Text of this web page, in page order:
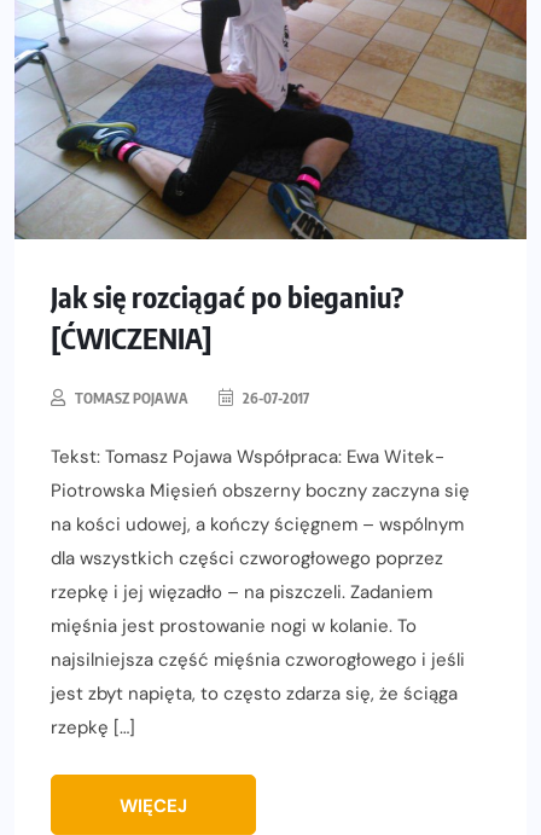
Jak się rozciągać po bieganiu?
[ĆWICZENIA]
TOMASZ POJAWA 26-07-2017
Tekst: Tomasz Pojawa Współpraca: Ewa Witek-
Piotrowska Mięsień obszerny boczny zaczyna się
na kości udowej, a kończy ścięgnem – wspólnym
dla wszystkich części czworogłowego poprzez
rzepkę i jej więzadło – na piszczeli. Zadaniem
mięśnia jest prostowanie nogi w kolanie. To
najsilniejsza część mięśnia czworogłowego i jeśli
jest zbyt napięta, to często zdarza się, że ściąga
rzepkę […]
WIĘCEJ